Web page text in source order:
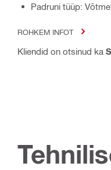
Padruni tüüp:
ROHKEM INFOT
Kliendid on otsinud ka